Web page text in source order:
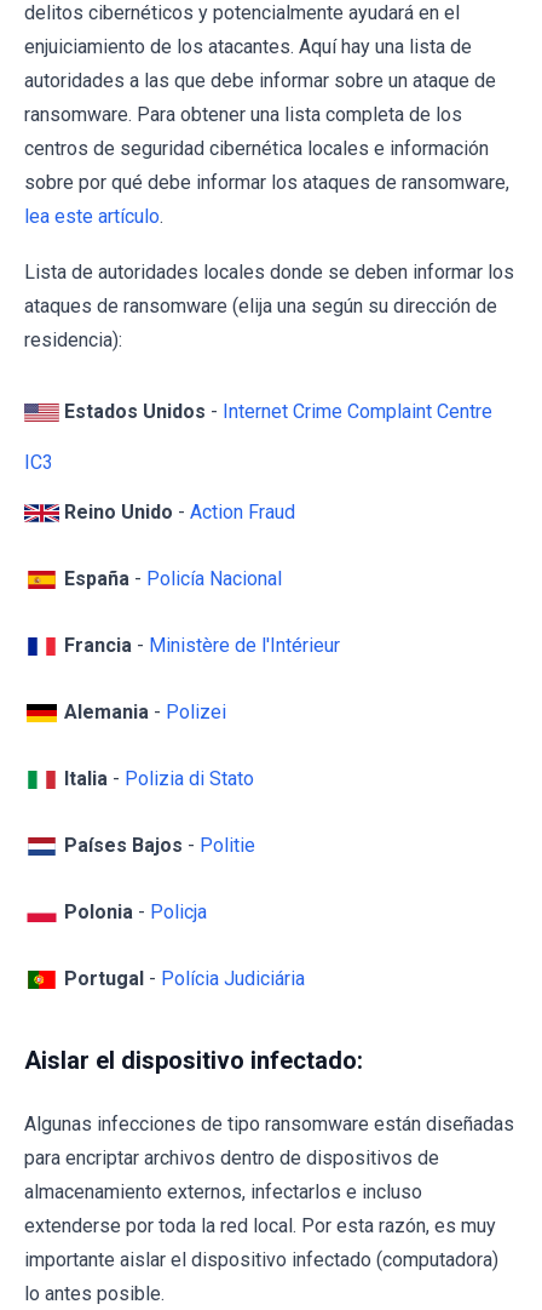
delitos cibernéticos y potencialmente ayudará en el
enjuiciamiento de los atacantes. Aquí hay una lista de
autoridades a las que debe informar sobre un ataque de
ransomware. Para obtener una lista completa de los
centros de seguridad cibernética locales e información
sobre por qué debe informar los ataques de ransomware,
lea este artículo.
Lista de autoridades locales donde se deben informar los
ataques de ransomware (elija una según su dirección de
residencia):
Estados Unidos - Internet Crime Complaint Centre
IC3
Reino Unido - Action Fraud
España - Policía Nacional
Francia - Ministère de l'Intérieur
Alemania - Polizei
Italia - Polizia di Stato
Países Bajos - Politie
Polonia - Policja
Portugal - Polícia Judiciária
Aislar el dispositivo infectado:
Algunas infecciones de tipo ransomware están diseñadas
para encriptar archivos dentro de dispositivos de
almacenamiento externos, infectarlos e incluso
extenderse por toda la red local. Por esta razón, es muy
importante aislar el dispositivo infectado (computadora)
lo antes posible.